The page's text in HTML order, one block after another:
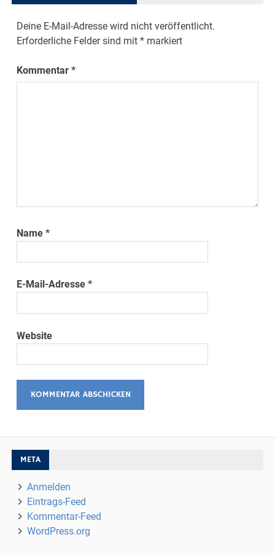
Deine E-Mail-Adresse wird nicht veröffentlicht.
Erforderliche Felder sind mit* markiert
Kommentar*
Name*
E-Mail-Adresse*
Website
META
Anmelden
Eintrags-Feed
Kommentar-Feed
WordPress.org